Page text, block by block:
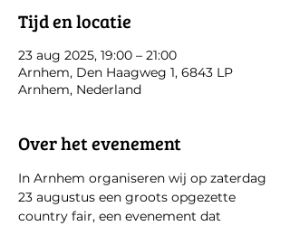
Tijd en locatie
23 aug 2025, 19:00 – 21:00
Arnhem, Den Haagweg 1, 6843 LP
Arnhem, Nederland
Over het evenement
In Arnhem organiseren wij op zaterdag
23 augustus een groots opgezette
country fair, een evenement dat